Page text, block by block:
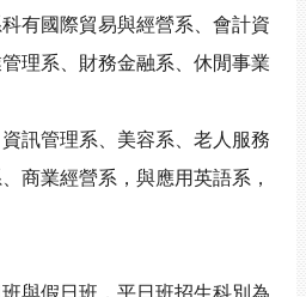
有國際貿易與經營系、會計資
理系、財務金融系、休閒事業
管理系、美容系、老人服務
商業經營系，與應用英語系，